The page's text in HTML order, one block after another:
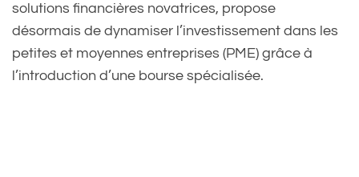
solutions financières novatrices, propose
désormais de dynamiser l’investissement dans les
petites et moyennes entreprises (PME) grâce à
l’introduction d’une bourse spécialisée.